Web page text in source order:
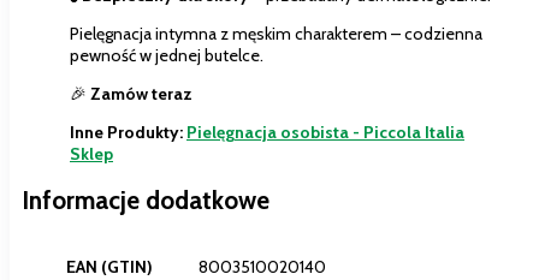
Pielęgnacja intymna z męskim charakterem – codzienna
pewność w jednej butelce.
🎉 Zamów teraz
Inne Produkty: Pielęgnacja osobista - Piccola Italia
Sklep
Informacje dodatkowe
EAN (GTIN) 8003510020140